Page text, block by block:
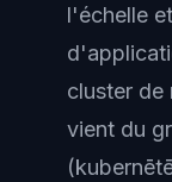
l'échelle
cluster de
vient du